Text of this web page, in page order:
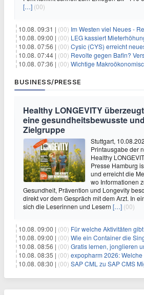
[…] (00)
10.08. 09:31 | (00) Im Westen viel Neues - Revolut
10.08. 09:00 | (00) LEG kassiert Mieterhöhungen – doch
10.08. 07:56 | (00) Cysic (CYS) erreicht neues
10.08. 07:44 | (00) Revolte gegen Bafin? Versammlung der
10.08. 07:36 | (00) Wichtige Makroökonomische Woche: Drei
BUSINESS/PRESSE
Healthy LONGEVITY
eine gesundheitsbewusste
Zielgruppe
Stuttgart,
Printausgabe der
Healthy
Presse Hamburg
und erreicht die
wo Informationen
Gesundheit, Prävention und Longevity
direkt vor dem Gespräch mit dem Arzt. In
sich die Leserinnen und Lesern […] (00)
10.08. 09:00 | (00) Für welche Aktivitäten
10.08. 09:00 | (00) Wie ein Container die Single-
10.08. 08:56 | (00) Gratis lernen, jonglieren und
10.08. 08:35 | (00) expopharm 2026: Welche
10.08. 08:30 | (00) SAP CML zu SAP CMS Migration: Wie Banken ihr Sicherheitenmanagement